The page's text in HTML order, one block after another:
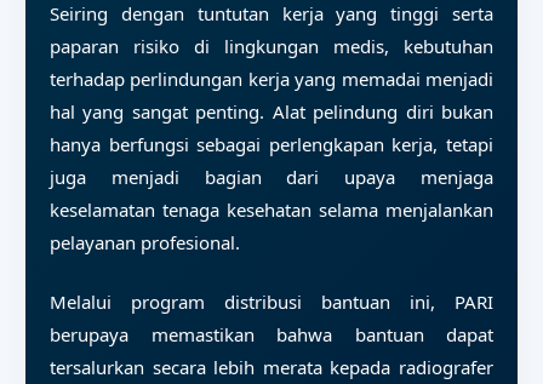
Seiring dengan tuntutan kerja yang tinggi serta
paparan risiko di lingkungan medis, kebutuhan
terhadap perlindungan kerja yang memadai menjadi
hal yang sangat penting. Alat pelindung diri bukan
hanya berfungsi sebagai perlengkapan kerja, tetapi
juga menjadi bagian dari upaya menjaga
keselamatan tenaga kesehatan selama menjalankan
pelayanan profesional.
Melalui program distribusi bantuan ini, PARI
berupaya memastikan bahwa bantuan dapat
tersalurkan secara lebih merata kepada radiografer